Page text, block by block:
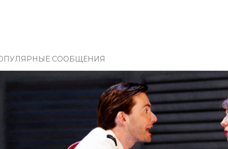
СООБЩЕНИЯ